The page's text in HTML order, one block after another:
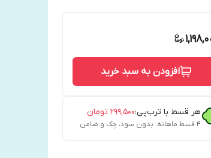
افزودن به سبد خرید
هر قسط با ترب‌پی:۲۹۹٬۵۰۰ تومان
۴ قسط ماهانه. بدون سود، چک و ضامن.